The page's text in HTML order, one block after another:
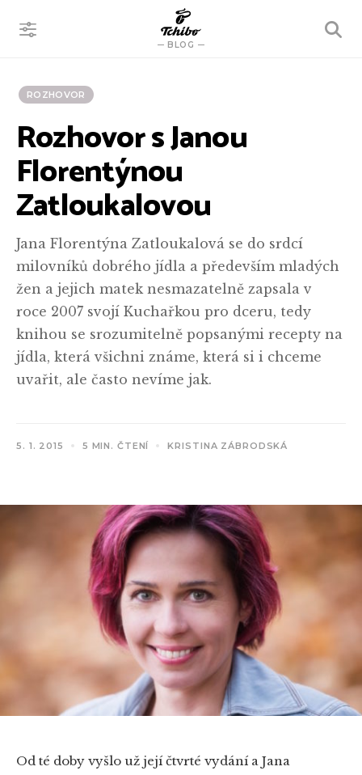
BLOG
VYHLEDÁVÁNÍ
ROZHOVOR
Rozhovor s Janou
Florentýnou
Zatloukalovou
Jana Florentýna Zatloukalová se do srdcí
milovníků dobrého jídla a především mladých
žen a jejich matek nesmazatelně zapsala v
roce 2007 svojí Kuchařkou pro dceru, tedy
knihou se srozumitelně popsanými recepty na
jídla, která všichni známe, která si i chceme
uvařit, ale často nevíme jak.
5. 1. 2015 5 MIN. ČTENÍ KRISTINA ZÁBRODSKÁ
Od té doby vyšlo už její čtvrté vydání a Jana